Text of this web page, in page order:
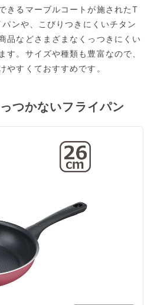
きるマーブルコートが施されたT
ンや、こびりつきにくいチタン
品などさまざまなくっつきにくい
す。サイズや種類も豊富なので、
やすくておすすめです。
つかないフライパン